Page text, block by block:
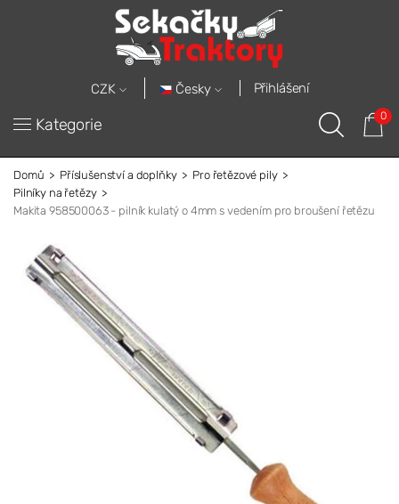
CZK Česky Přihlášení
Kategorie 0
Domů Příslušenství a doplňky
Pro řetězové pily
Pilníky na řetězy
Makita 958500063 - pilník kulatý o 4mm s vedením pro broušení řetězu